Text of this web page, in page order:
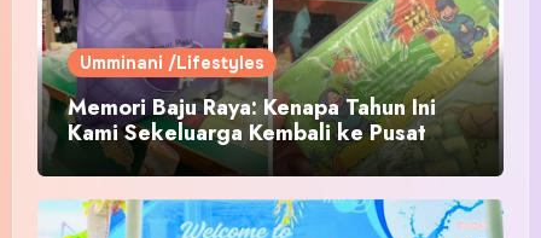
Umminani /Lifestyles
Memori Baju Raya: Kenapa Tahun Ini
Kami Sekeluarga Kembali ke Pusat
Pakaian Hari-Hari?